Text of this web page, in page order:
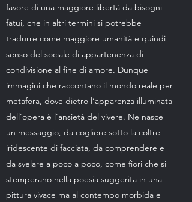
favore di una maggiore libertà da bisogni
fatui, che in altri termini si potrebbe
tradurre come maggiore umanità e quindi
senso del sociale di appartenenza di
condivisione al fine di amore. Dunque
immagini che raccontano il mondo reale per
metafora, dove dietro l’apparenza illuminata
dell’opera è l’ansietà del vivere. Ne nasce
un messaggio, da cogliere sotto la coltre
iridescente di facciata, da comprendere e
da svelare a poco a poco, come fiori che si
stemperano nella poesia suggerita in una
pittura vivace ma al contempo morbida e